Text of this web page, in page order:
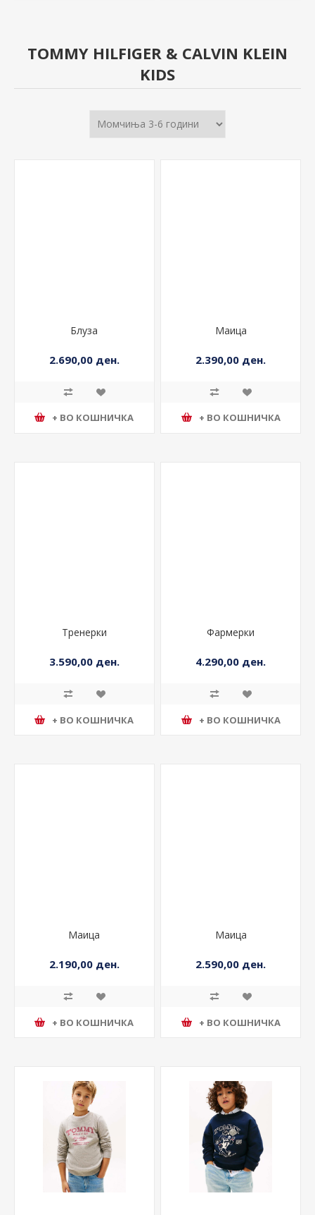
TOMMY HILFIGER & CALVIN KLEIN
KIDS
Блуза
2.690,00 ден.
+ ВО КОШНИЧКА
Маица
2.390,00 ден.
+ ВО КОШНИЧКА
Тренерки
3.590,00 ден.
+ ВО КОШНИЧКА
Фармерки
4.290,00 ден.
+ ВО КОШНИЧКА
Маица
2.190,00 ден.
+ ВО КОШНИЧКА
Маица
2.590,00 ден.
+ ВО КОШНИЧКА